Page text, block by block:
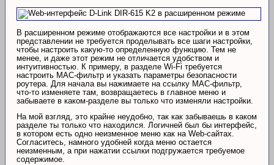
В расширенном режиме отображаются все настройки и в этом
представлении не требуется проделывать все шаги настройки,
чтобы настроить какую-то определенную функцию. Тем не
менее, и даже этот режим не отличается удобством и
интуитивностью. К примеру, в разделе Wi-Fi требуется
настроить MAC-фильтр и указать параметры безопасности
роутера. Для начала вы нажимаете на ссылку MAC-фильтр,
что-то изменяете там, возвращаетесь в главное меню и
забываете в каком-разделе вы только что изменяли настройки.
На мой взгляд, это крайне неудобно, так как забываешь в каком
разделе ты только что находился. Логичней был бы интерфейс,
в котором есть одно неизменное меню как на Web-сайтах.
Согласитесь, намного удобней когда меню остается
неизменным, а при нажатии ссылки подгружается требуемое
содержимое.